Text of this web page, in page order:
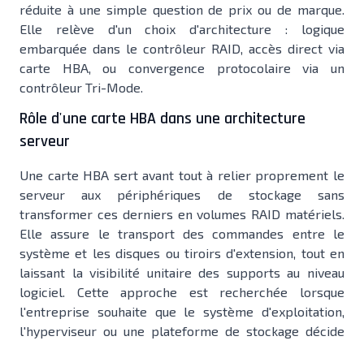
réduite à une simple question de prix ou de marque.
Elle relève d'un choix d'architecture : logique
embarquée dans le contrôleur RAID, accès direct via
carte HBA, ou convergence protocolaire via un
contrôleur Tri-Mode.
Rôle d'une carte HBA dans une architecture
serveur
Une carte HBA sert avant tout à relier proprement le
serveur aux périphériques de stockage sans
transformer ces derniers en volumes RAID matériels.
Elle assure le transport des commandes entre le
système et les disques ou tiroirs d'extension, tout en
laissant la visibilité unitaire des supports au niveau
logiciel. Cette approche est recherchée lorsque
l'entreprise souhaite que le système d'exploitation,
l'hyperviseur ou une plateforme de stockage décide